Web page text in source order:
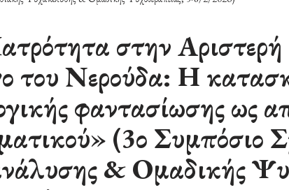
στην
του Νερούδα: Η
φαντασίωσης ως
(3ο Συμπόσιο
& Ομαδικής